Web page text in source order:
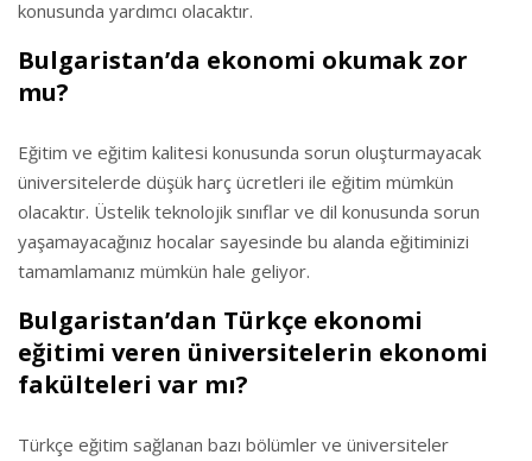
konusunda yardımcı olacaktır.
Bulgaristan’da ekonomi okumak zor
mu?
Eğitim ve eğitim kalitesi konusunda sorun oluşturmayacak
üniversitelerde düşük harç ücretleri ile eğitim mümkün
olacaktır. Üstelik teknolojik sınıflar ve dil konusunda sorun
yaşamayacağınız hocalar sayesinde bu alanda eğitiminizi
tamamlamanız mümkün hale geliyor.
Bulgaristan’dan Türkçe ekonomi
eğitimi veren üniversitelerin ekonomi
fakülteleri var mı?
Türkçe eğitim sağlanan bazı bölümler ve üniversiteler